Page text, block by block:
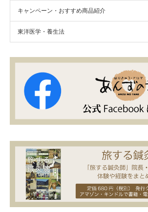
キャンペーン・おすすめ商品紹介
東洋医学・養生法